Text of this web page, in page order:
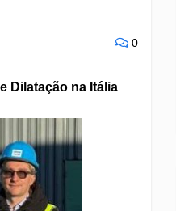
0
Dilatação na Itália